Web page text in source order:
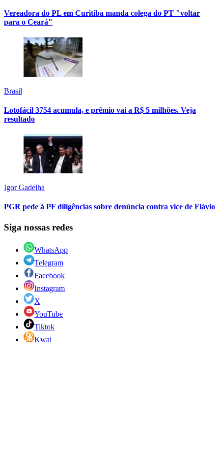
Vereadora do PL em Curitiba manda colega do PT "voltar
para o Ceará"
Brasil
Lotofácil 3754 acumula, e prêmio vai a R$ 5 milhões. Veja
resultado
Igor Gadelha
PGR pede à PF diligências sobre denúncia contra vice de Flávio
Siga nossas redes
WhatsApp
Telegram
Facebook
Instagram
X
YouTube
Tiktok
Kwai